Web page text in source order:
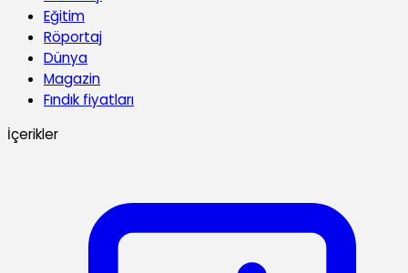
Eğitim
Röportaj
Dünya
Magazin
Fındık fiyatları
İçerikler